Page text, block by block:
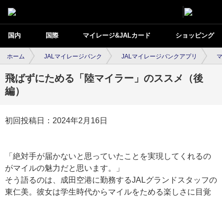
国内 国際 マイレージ&JALカード ショッピング
ホーム JALマイレージバンク JALマイレージバンクアプリ
飛ばずにためる「陸マイラー」のススメ（後
編）
初回投稿日：2024年2月16日
「絶対手が届かないと思っていたことを実現してくれるの
がマイルの魅力だと思います。」
そう語るのは、成田空港に勤務するJALグランドスタッフの
東仁美。彼女は学生時代からマイルをためる楽しさに目覚